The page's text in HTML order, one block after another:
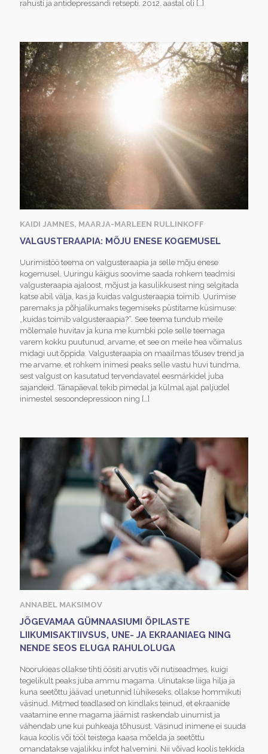
rahusti ja antidepressandi retsepti. 2012. aastal oli […]
KAIDI JAMNES, MAARJA-MARLEEN RULLINKOFF
VALGUSTERAAPIA: MÕJU ENESE KOGEMUSEL
Uurimistöö teema on valgusteraapia ja selle mõju enese
kogemusel. Uuringu käigus soovime saada rohkem teadmisi
valgusteraapia ajaloost, mõjust ja kasulikkusest ning selgitada
katse abil välja, kas ja kuidas valgusteraapia toimib. Uurimise
paremaks ja põhjalikumaks tegemiseks püstitame küsimuse:
„kuidas toimib valgusteraapia?“. See teema tundub meile
mõlemale huvitav ja kuna me kumbki pole selle teemaga
varem kokku puutunud, arvame, et see on meile hea võimalus
midagi uut õppida. Valgusteraapia on maailmas tõusev trend ja
me arvame, et rohkem inimesi peaks selle vastu huvi tundma,
sest valgust on kasutatud tervendavatel eesmärkidel juba
sajandeid. Tänapäeval tekib pimedal ja külmal ajal paljudel
inimestel sesoondepressioon ning […]
ANNABEL MAKSIMOV
JÕGEVAMAA GÜMNAASIUMI ÕPILASTE
LIIKUMISAKTIIVSUS, UNE- JA EKRAANIAEG NING
NENDE SEOS ELUGA RAHULOLUGA
Noorukieas ollakse tihti öösiti arvutis või nutiseadmes, kuigi
tegelikult peaks juba ammu magama. Uinutakse liiga hilja ja
kuna seetõttu jäävad unetunnid lühikeseks, ollakse hommikuti
väsinud. Mitmed teadlased on kindlaks teinud, et ekraanide
vaatamine enne magama jäämist raskendab uinumist ja
vähendab une kui puhkeaja tõhusust. Väsinud inimene ei suuda
kaua koolis või tööl teistega kaasa mõelda ja seetõttu
omandatakse vajalikku infot halvemini. Nii võivad koolis tekkida